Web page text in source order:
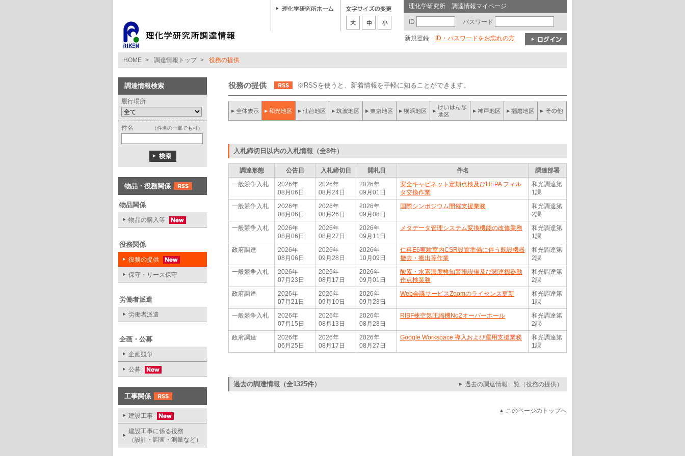
理化学研究所 調達情報マイページ
ID パスワード
新規登録 ID・パスワードをお忘れの方
HOME > 調達情報トップ > 役務の提供
調達情報検索
履行場所
件名 （件名の一部でも可）
物品・役務関係
物品関係
物品の購入等
役務関係
役務の提供
保守・リース保守
労働者派遣
労働者派遣
企画・公募
企画競争
公募
工事関係
建設工事
建設工事に係る役務
（設計・調査・測量など）
役務の提供 ※RSSを使うと、新着情報を手軽に知ることができます。
入札締切日以内の入札情報（全8件）
調達形態 公告日 入札締切日 開札日 件名
調達部署
一般競争入札
2026年
08月06日
2026年
08月24日
2026年
09月01日
安全キャビネット定期点検及びHEPA フィル
タ交換作業
和光調達第
1課
一般競争入札
2026年
08月06日
2026年
08月26日
2026年
09月08日
国際シンポジウム開催支援業務
和光調達第
2課
一般競争入札
2026年
08月06日
2026年
08月27日
2026年
09月11日
メタデータ管理システム変換機能の改修業務
和光調達第
1課
政府調達
2026年
08月06日
2026年
09月28日
2026年
10月09日
仁科E6実験室内CSR設置準備に伴う既設機器
撤去・搬出等作業
和光調達第
2課
一般競争入札
2026年
07月23日
2026年
08月17日
2026年
09月01日
酸素・水素濃度検知警報設備及び関連機器動
作点検業務
和光調達第
2課
政府調達
2026年
07月21日
2026年
09月10日
2026年
09月28日
Web会議サービスZoomのライセンス更新
和光調達第
1課
一般競争入札
2026年
07月15日
2026年
08月13日
2026年
08月28日
RIBF棟空気圧縮機No2オーバーホール
和光調達第
2課
政府調達
2026年
06月25日
2026年
08月17日
2026年
08月27日
Google Workspace 導入および運用支援業務
和光調達第
1課
過去の調達情報（全1325件） 過去の調達情報一覧（役務の提供）
このページのトップへ